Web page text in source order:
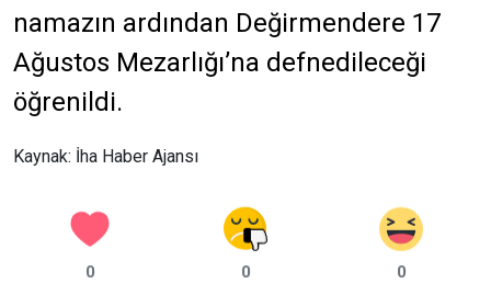
namazın ardından Değirmendere 17
Ağustos Mezarlığı’na defnedileceği
öğrenildi.
Kaynak: İha Haber Ajansı
0 0 0